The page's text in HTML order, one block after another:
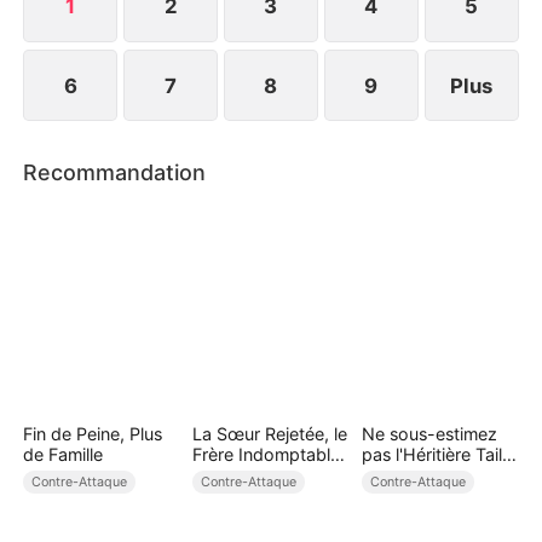
1 2 3 4 5
6 7 8 9 Plus
Recommandation
Fin de Peine, Plus
de Famille
Contre-Attaque
La Sœur Rejetée, le
Frère Indomptable
( Doublé )
Contre-Attaque
Ne sous-estimez
pas l'Héritière Taille
48
Contre-Attaque